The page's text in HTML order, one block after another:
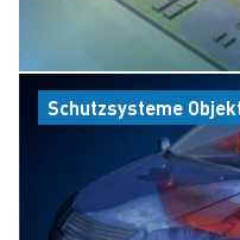
Schutzsysteme